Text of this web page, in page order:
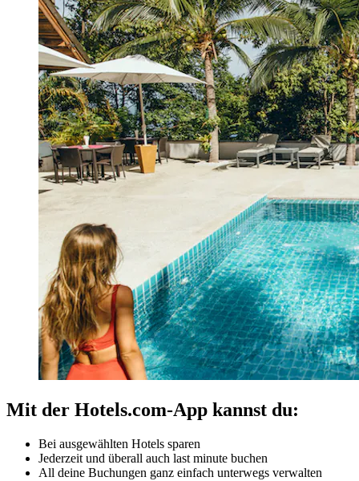
Mit der Hotels.com-App kannst du:
Bei ausgewählten Hotels sparen
Jederzeit und überall auch last minute buchen
All deine Buchungen ganz einfach unterwegs verwalten